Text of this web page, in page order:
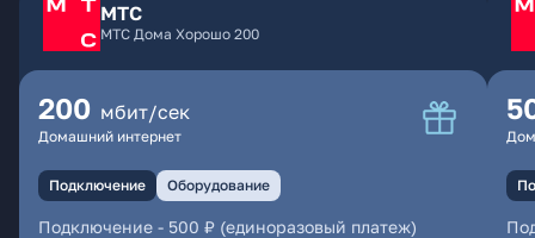
МТС
МТС Дома Хорошо 200
200 мбит/сек
Домашний интернет
Подключение Оборудование
Подключение - 500 ₽ (единоразовый платеж)